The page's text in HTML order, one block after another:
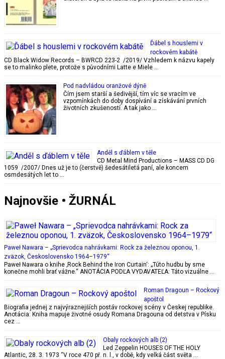
Ďábel s houslemi v
rockovém kabátě
CD Black Widow Records – BWRCD 223-2 /2019/ Vzhledem k názvu kapely
se to malinko plete, protože s původními Latte e Miele …
Pod nadvládou oranžové dýně
Čím jsem starší a šedivější, tím víc se vracím ve
vzpomínkách do doby dospívání a získávání prvních
životních zkušeností. A tak jako …
Anděl s ďáblem v těle
CD Metal Mind Productions – MASS CD DG
1059 /2007/ Dnes už je to (čerstvě) šedesátiletá paní, ale koncem
osmdesátých let to …
Najnovšie • ŽURNÁL
Paweł Nawara – „Sprievodca nahrávkami: Rock za železnou oponou, 1.
zväzok, Československo 1964–1979“
Paweł Nawara o knihe ‚Rock Behind the Iron Curtain‘: „Túto hudbu by sme
konečne mohli brať vážne.“ ANOTÁCIA PODĽA VYDAVATEĽA: Táto vizuálne …
Roman Dragoun – Rockový
apoštol
Biografia jednej z najvýraznejších postáv rockovej scény v Českej republike.
Anotácia: Kniha mapuje životné osudy Romana Dragouna od detstva v Písku
cez …
Obaly rockových alb (2)
Led Zeppelin HOUSES OF THE HOLY
Atlantic, 28. 3. 1973 “V roce 470 př. n. l., v době, kdy velká část světa …